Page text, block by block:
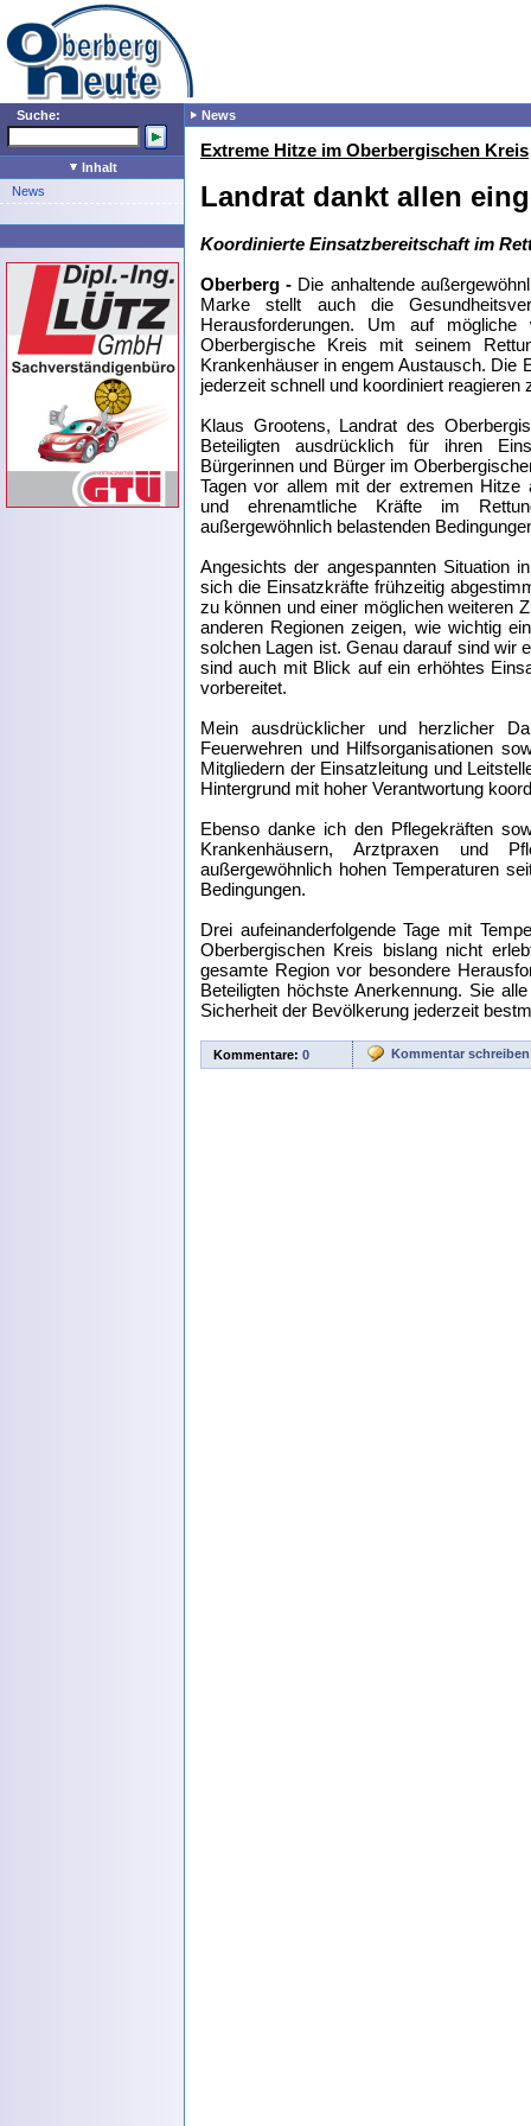
Suche:
Inhalt
News
News
Extreme Hitze im Oberbergischen Kreis
Landrat dankt allen
Koordinierte Einsatzbereitschaft im
Oberberg - Die anhaltende
Marke stellt auch die
Herausforderungen. Um auf
Oberbergische Kreis mit seinem
Krankenhäuser in engem Austausch. Die
jederzeit schnell und koordiniert reagieren
Klaus Grootens, Landrat des
Beteiligten ausdrücklich für ihren
Bürgerinnen und Bürger im
Tagen vor allem mit der extremen Hitze
und ehrenamtliche Kräfte im
außergewöhnlich belastenden
Angesichts der angespannten Situation
sich die Einsatzkräfte frühzeitig
zu können und einer möglichen weiteren
anderen Regionen zeigen, wie wichtig
solchen Lagen ist. Genau darauf sind wir
sind auch mit Blick auf ein erhöhtes
vorbereitet.
Mein ausdrücklicher und herzlicher
Feuerwehren und Hilfsorganisationen
Mitgliedern der Einsatzleitung und
Hintergrund mit hoher Verantwortung
Ebenso danke ich den Pflegekräften
Krankenhäusern, Arztpraxen und
außergewöhnlich hohen Temperaturen
Bedingungen.
Drei aufeinanderfolgende Tage mit
Oberbergischen Kreis bislang nicht
gesamte Region vor besondere
Beteiligten höchste Anerkennung. Sie
Sicherheit der Bevölkerung jederzeit
Kommentare: 0 Kommentar schreiben